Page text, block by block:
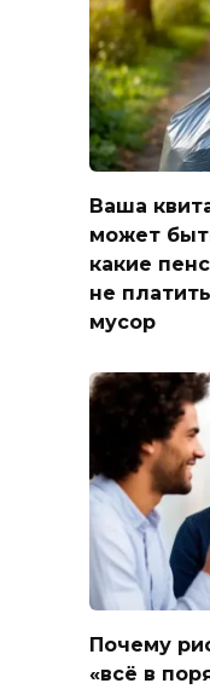
Ваша
может
какие
не
мусор
Почему
«всё в